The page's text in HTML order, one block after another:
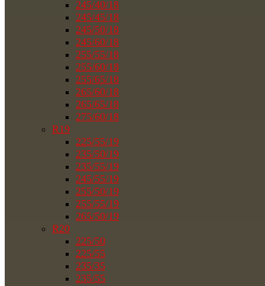
245/40/18
245/45/18
245/50/18
245/60/18
255/55/18
255/60/18
255/65/18
265/60/18
265/65/18
275/60/18
R19
225/55/19
235/50/19
235/55/19
245/55/19
255/50/19
255/55/19
265/50/19
R20
225/50
225/55
235/35
235/55